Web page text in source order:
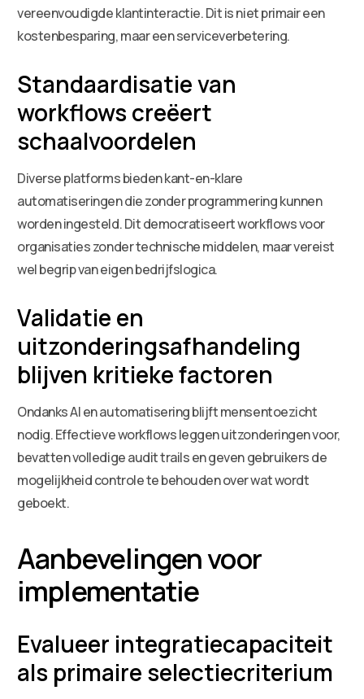
vereenvoudigde klantinteractie. Dit is niet primair een
kostenbesparing, maar een serviceverbetering.
Standaardisatie van
workflows creëert
schaalvoordelen
Diverse platforms bieden kant-en-klare
automatiseringen die zonder programmering kunnen
worden ingesteld. Dit democratiseert workflows voor
organisaties zonder technische middelen, maar vereist
wel begrip van eigen bedrijfslogica.
Validatie en
uitzonderingsafhandeling
blijven kritieke factoren
Ondanks AI en automatisering blijft mensentoezicht
nodig. Effectieve workflows leggen uitzonderingen voor,
bevatten volledige audit trails en geven gebruikers de
mogelijkheid controle te behouden over wat wordt
geboekt.
Aanbevelingen voor
implementatie
Evalueer integratiecapaciteit
als primaire selectiecriterium